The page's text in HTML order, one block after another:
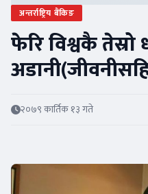
अन्तर्राष्ट्रिय बैंकिङ
फेरि विश्वकै
२०७९ कार्तिक १३ गते